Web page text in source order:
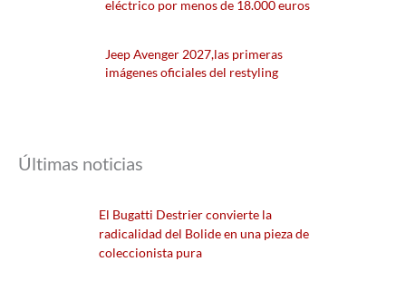
eléctrico por menos de 18.000 euros
Jeep Avenger 2027,las primeras
imágenes oficiales del restyling
Últimas noticias
El Bugatti Destrier convierte la
radicalidad del Bolide en una pieza de
coleccionista pura